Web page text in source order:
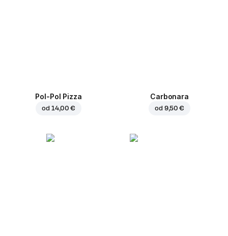
Pol-Pol Pizza
od 14,00 €
Carbonara
od 9,50 €